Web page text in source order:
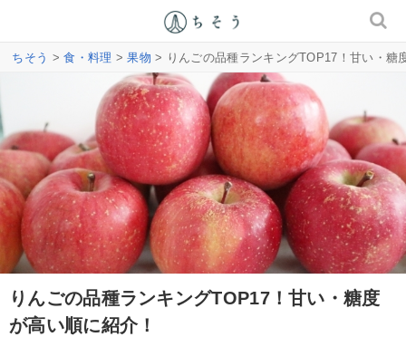
ちそう >食・料理 >果物 > りんごの品種ランキングTOP17！甘い・糖
りんごの品種ランキングTOP17！甘い・糖度
が高い順に紹介！